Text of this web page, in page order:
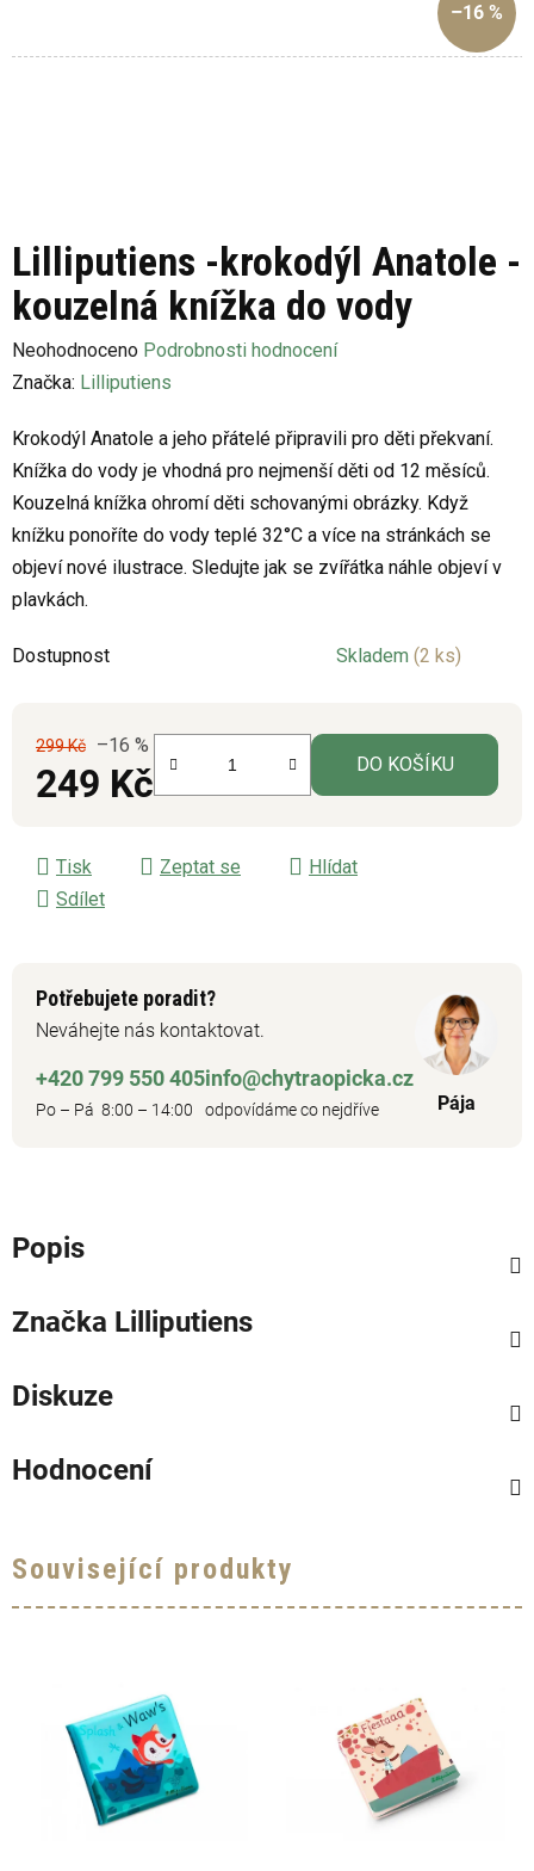
Lilliputiens -krokodýl Anatole -
kouzelná knížka do vody
Průměrné
hodnocení
je
0,0
z
5
hvězdiček.
Neohodnoceno Podrobnosti hodnocení
Značka: Lilliputiens
Krokodýl Anatole a jeho přátelé připravili pro děti překvaní.
Knížka do vody je vhodná pro nejmenší děti od 12 měsíců.
Kouzelná knížka ohromí děti schovanými obrázky. Když
knížku ponoříte do vody teplé 32°C a více na stránkách se
objeví nové ilustrace. Sledujte jak se zvířátka náhle objeví v
plavkách.
Dostupnost Skladem (2 ks)
299 Kč –16 %
249 Kč DO KOŠÍKU
Tisk Zeptat se
Hlídat
Sdílet
Potřebujete poradit?
Neváhejte nás kontaktovat.
+420 799 550 405
Po – Pá 8:00 – 14:00
info@chytraopicka.cz
odpovídáme co nejdříve Pája
–16 %
Popis
Značka Lilliputiens
Diskuze
Hodnocení
Související produkty